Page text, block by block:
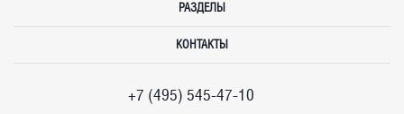
РАЗДЕЛЫ
КОНТАКТЫ
+7 (495) 545-47-10